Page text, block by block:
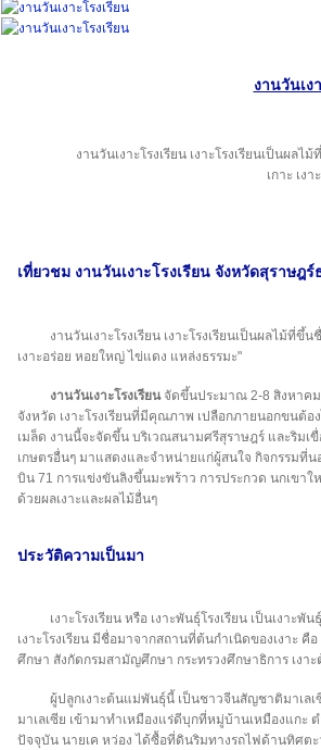
งานวันเง
งานวันเงาะโรงเรียน เงาะโรงเรียนเป็นผ
เกาะ เง
เที่ยวชม งานวันเงาะโรงเรียน จังหวัดสุราษฎร์
งานวันเงาะโรงเรียน เงาะโรงเรียนเป็นผลไม้ที่ขึ้น
เงาะอร่อย หอยใหญ่ ไข่แดง แหล่งธรรมะ"
งานวันเงาะโรงเรียนจัดขึ้นประมาณ 2-8 สิงหาคม
จังหวัด เงาะโรงเรียนที่มีคุณภาพ เปลือกภายนอกขนต้
เมล็ด งานนี้จะจัดขึ้น บริเวณสนามศรีสุราษฎร์ และริมเ
เกษตรอื่นๆ มาแสดงและจำหน่ายแก่ผู้สนใจ กิจกรรมที่
บิน 71 การแข่งขันลิงขึ้นมะพร้าว การประกวด นกเขา
ด้วยผลเงาะและผลไม้อื่นๆ
ประวัติความเป็นมา
เงาะโรงเรียน หรือ เงาะพันธุ์โรงเรียน เป็นเงา
เงาะโรงเรียน มีชื่อมาจากสถานที่ต้นกำเนิดของเงาะ คื
ศึกษา สังกัดกรมสามัญศึกษา กระทรวงศึกษาธิการ เงา
ผู้ปลูกเงาะต้นแม่พันธุ์นี้ เป็นชาวจีนสัญชาติมาเลเ
มาเลเซีย เข้ามาทำเหมืองแร่ดีบุกที่หมู่บ้านเหมืองแกะ
ปัจจุบัน นายเค หว่อง ได้ซื้อที่ดินริมทางรถไฟด้านทิศต